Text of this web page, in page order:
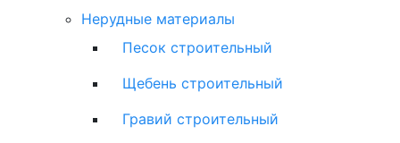
Нерудные материалы
Песок строительный
Щебень строительный
Гравий строительный